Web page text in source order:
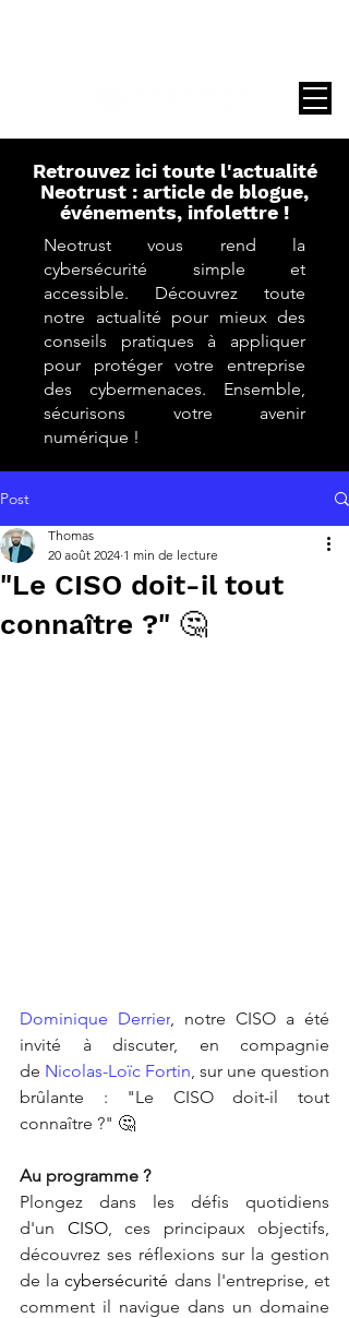
Retrouvez ici toute l'actualité
Neotrust : article de blogue,
événements, infolettre !
Neotrust vous rend la
cybersécurité simple et
accessible. Découvrez toute
notre actualité pour mieux des
conseils pratiques à appliquer
pour protéger votre entreprise
des cybermenaces. Ensemble,
sécurisons votre avenir
numérique !
Post
"Le CISO doit-il tout
connaître ?" 🤔
Thomas
20 août 2024 1 min de lecture
Dominique Derrier, notre CISO a été
invité à discuter, en compagnie
de Nicolas-Loïc Fortin, sur une question
brûlante : "Le CISO doit-il tout
connaître ?" 🤔
Au programme ?
Plongez dans les défis quotidiens
d'un CISO, ces principaux objectifs,
découvrez ses réflexions sur la gestion
de la cybersécurité dans l'entreprise, et
comment il navigue dans un domaine